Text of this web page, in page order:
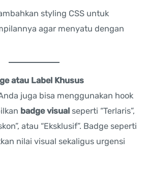
styling CSS untuk
agar menyatu dengan
atau Label Khusus
juga bisa menggunakan hook
badge visual seperti “Terlaris”,
atau “Eksklusif”. Badge seperti
nilai visual sekaligus urgensi